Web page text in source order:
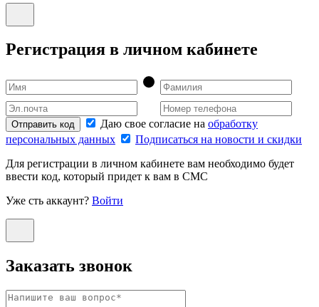
Регистрация в личном кабинете
Отправить код Даю свое согласие на обработку
персональных данных
Подписаться на новости и скидки
Для регистрации в личном кабинете вам необходимо будет
ввести код, который придет к вам в СМС
Уже сть аккаунт? Войти
Заказать звонок